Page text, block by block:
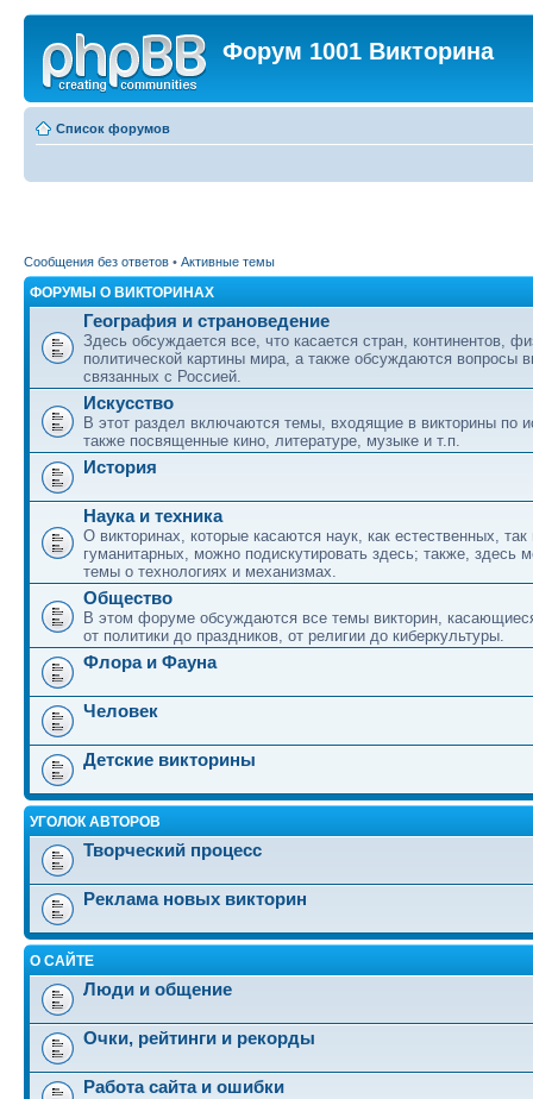
Форум 1001 Викторина
Список форумов
Сообщения без ответов • Активные темы
ФОРУМЫ О ВИКТОРИНАХ
География и страноведение
Здесь обсуждается все, что касается стран, континентов,
политической картины мира, а также обсуждаются вопросы
связанных с Россией.
Искусство
В этот раздел включаются темы, входящие в викторины по
также посвященные кино, литературе, музыке и т.п.
История
Наука и техника
О викторинах, которые касаются наук, как естественных, так
гуманитарных, можно подискутировать здесь; также, здесь
темы о технологиях и механизмах.
Общество
В этом форуме обсуждаются все темы викторин,
от политики до праздников, от религии до киберкультуры.
Флора и Фауна
Человек
Детские викторины
УГОЛОК АВТОРОВ
Творческий процесс
Реклама новых викторин
О САЙТЕ
Люди и общение
Очки, рейтинги и рекорды
Работа сайта и ошибки